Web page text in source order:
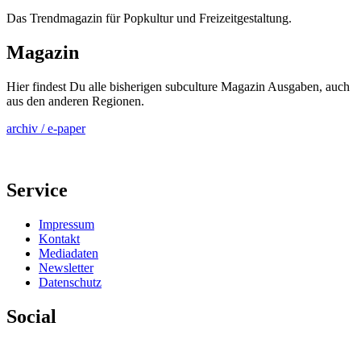
Das Trendmagazin für Popkultur und Freizeitgestaltung.
Magazin
Hier findest Du alle bisherigen subculture Magazin Ausgaben, auch
aus den anderen Regionen.
archiv / e-paper
Service
Impressum
Kontakt
Mediadaten
Newsletter
Datenschutz
Social